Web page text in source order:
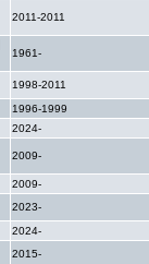
2011-2011
1961-
1998-2011
1996-1999
2024-
2009-
2009-
2023-
2024-
2015-